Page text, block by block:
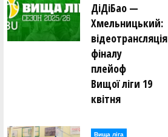
ДіДіБао —
Хмельницький:
відеотрансляція
фіналу
плейоф
Вищої ліги 19
квітня
Вища лiга